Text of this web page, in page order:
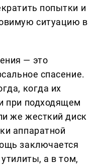
попытки и
ситуацию в
— это
спасение.
когда их
при подходящем
же жесткий диск
аппаратной
заключается
а в том,